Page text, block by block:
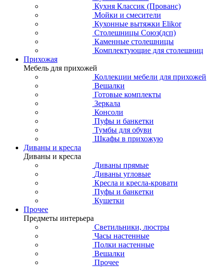
Кухня Классик (Прованс)
Мойки и смесители
Кухонные вытяжки Elikor
Столешницы Союз(дсп)
Каменные столешницы
Комплектующие для столешниц
Прихожая
Мебель для прихожей
Коллекции мебели для прихожей
Вешалки
Готовые комплекты
Зеркала
Консоли
Пуфы и банкетки
Тумбы для обуви
Шкафы в прихожую
Диваны и кресла
Диваны и кресла
Диваны прямые
Диваны угловые
Кресла и кресла-кровати
Пуфы и банкетки
Кушетки
Прочее
Предметы интерьера
Светильники, люстры
Часы настенные
Полки настенные
Вешалки
Прочее